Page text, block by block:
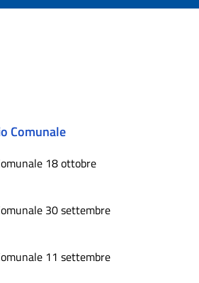
Comunale
18 ottobre
30 settembre
11 settembre